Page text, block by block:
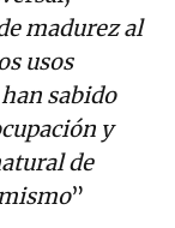
madurez al
usos
sabido
y
de
”